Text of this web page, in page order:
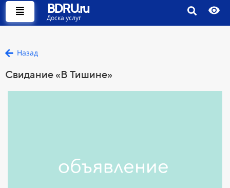
BDRU.ru
Доска услуг
Назад
Свидание «В Тишине»